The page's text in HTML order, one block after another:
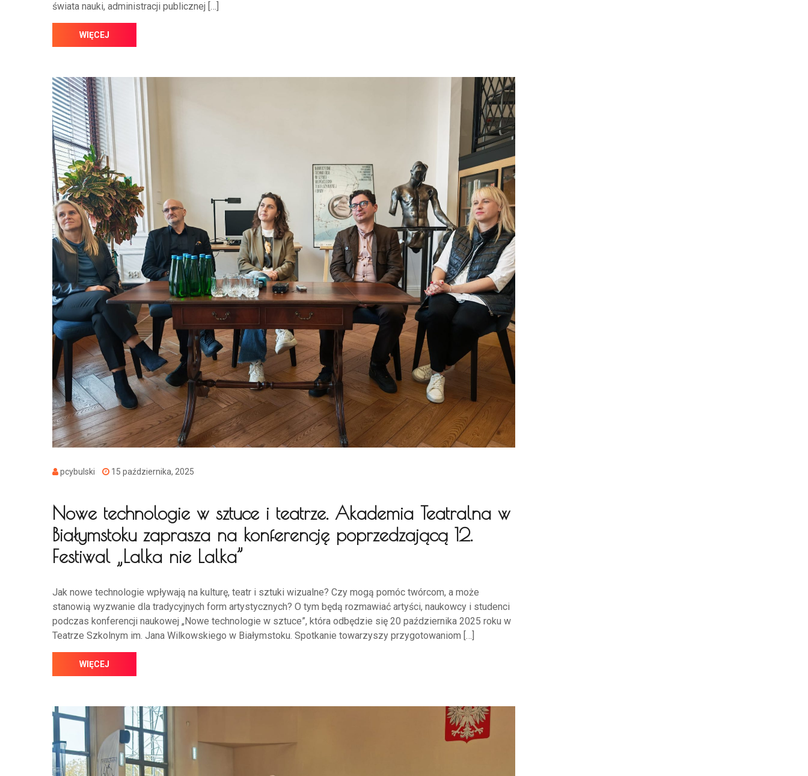
świata nauki, administracji publicznej […]
WIĘCEJ
pcybulski 15 października, 2025
Nowe technologie w sztuce i teatrze. Akademia Teatralna w
Białymstoku zaprasza na konferencję poprzedzającą 12.
Festiwal „Lalka nie Lalka”
Jak nowe technologie wpływają na kulturę, teatr i sztuki wizualne? Czy mogą pomóc twórcom, a może
stanowią wyzwanie dla tradycyjnych form artystycznych? O tym będą rozmawiać artyści, naukowcy i studenci
podczas konferencji naukowej „Nowe technologie w sztuce”, która odbędzie się 20 października 2025 roku w
Teatrze Szkolnym im. Jana Wilkowskiego w Białymstoku. Spotkanie towarzyszy przygotowaniom […]
WIĘCEJ